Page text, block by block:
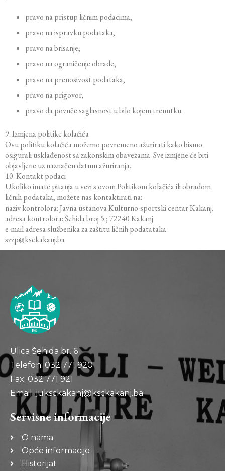
pravo na pristup ličnim podacima,
pravo na ispravku podataka,
pravo na brisanje,
pravo na ograničenje obrade,
pravo na prenosivost podataka,
pravo na prigovor,
pravo da povuče saglasnost u bilo kojem trenutku.
9. Izmjena politike kolačića
Ovu politiku kolačića možemo povremeno ažurirati kako bismo
osigurali usklađenost sa zakonskim obavezama. Sve izmjene će biti
objavljene uz naznačen datum ažuriranja.
10. Kontakt podaci
Ukoliko imate pitanja u vezi s ovom Politikom kolačića ili obradom
ličnih podataka, možete nas kontaktirati na:
naziv kontrolora: Javna ustanova Kulturno-sportski centar Kakanj.
adresa kontrolora: Šehida broj 5.; 72240 Kakanj
e-mail adresa službenika za zaštitu ličnih podatataka:
szzp@ksckakanj.ba
Ulica Šehida br. 6
Telefon: 032 771 920
Fax: 032 771 921
Email: juksckakanj@ksckakanj.ba
Servisne informacije
O nama
Opće informacije
Historijat